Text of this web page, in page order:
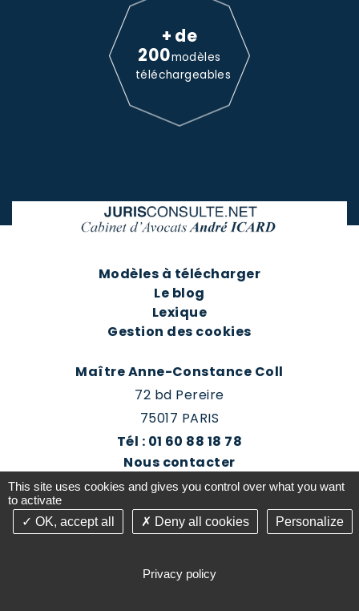
+ de
200modèles
téléchargeables
Modèles à télécharger
Le blog
Lexique
Gestion des cookies
Maître Anne-Constance Coll
72 bd Pereire
75017 PARIS
Tél : 01 60 88 18 78
Nous contacter
Prendre rendez-vous
This site uses cookies and gives you control over what you want
to activate
OK, accept all
Deny all cookies Personalize
Privacy policy